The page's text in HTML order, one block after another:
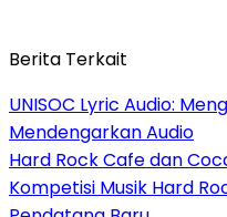
Berita Terkait
UNISOC Lyric Audio:
Mendengarkan Audio
Hard Rock Cafe dan
Kompetisi Musik Hard